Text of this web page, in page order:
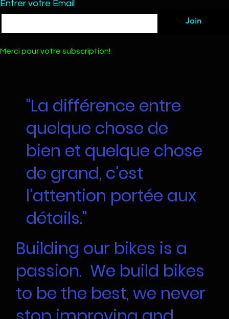
"La différence entre
quelque chose de
bien et quelque chose
de grand, c'est
l'attention portée aux
détails."
Building our bikes is a
passion. We build bikes
to be the best, we never
Entrer votre Email
Join
Merci pour votre subscription!